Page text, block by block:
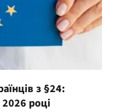
з §24:
році